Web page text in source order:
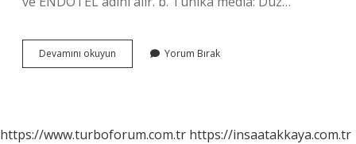
Devamını okuyun Atardamar
Kaç
Yorum Bırak
https://www.turboforum.com.tr https://insaatakkaya.com.tr